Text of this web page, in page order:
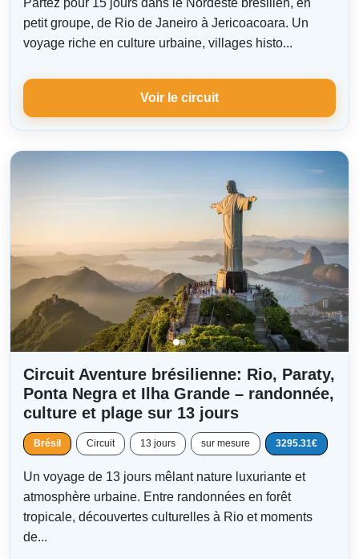
Partez pour 15 jours dans le Nordeste brésilien, en
petit groupe, de Rio de Janeiro à Jericoacoara. Un
voyage riche en culture urbaine, villages histo...
Voir le circuit
Circuit Aventure brésilienne: Rio, Paraty,
Ponta Negra et Ilha Grande – randonnée,
culture et plage sur 13 jours
Brésil Circuit 13 jours sur mesure 3295.31€
Un voyage de 13 jours mêlant nature luxuriante et
atmosphère urbaine. Entre randonnées en forêt
tropicale, découvertes culturelles à Rio et moments
de...